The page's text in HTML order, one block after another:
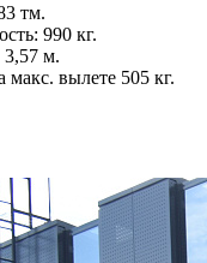
тм.
990 кг.
3,57 м.
макс. вылете 505 кг.